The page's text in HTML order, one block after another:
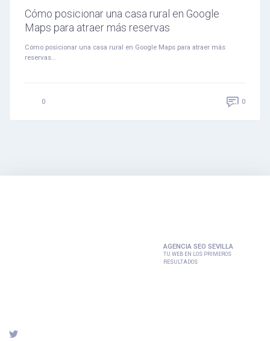
Cómo posicionar una casa rural en Google
Maps para atraer más reservas
Cómo posicionar una casa rural en Google Maps para atraer más
reservas…
0 0
AGENCIA SEO SEVILLA
TU WEB EN LOS PRIMEROS
RESULTADOS